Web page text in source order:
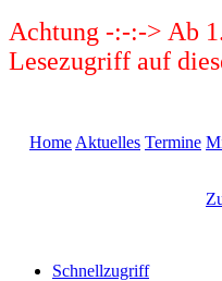
Achtung -:-:-> Ab
Lesezugriff auf
Home Aktuelles Termine
Schnellzugriff